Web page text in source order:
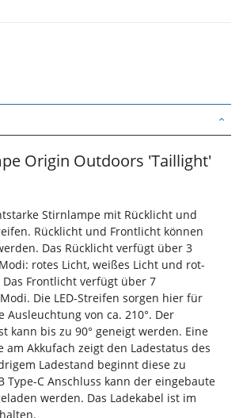
Origin Outdoors 'Taillight'
Stirnlampe mit Rücklicht und
Rücklicht und Frontlicht können
Das Rücklicht verfügt über 3
rotes Licht, weißes Licht und rot-
Frontlicht verfügt über 7
Die LED-Streifen sorgen hier für
Ausleuchtung von ca. 210°. Der
kann bis zu 90° geneigt werden. Eine
am Akkufach zeigt den Ladestatus des
Ladestand beginnt diese zu
Type-C Anschluss kann der eingebaute
werden. Das Ladekabel ist im